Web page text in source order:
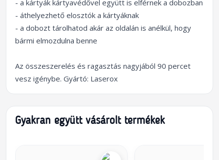
- a kártyák kártyavédővel együtt is elférnek a dobozban
- áthelyezhető elosztók a kártyáknak
- a dobozt tárolhatod akár az oldalán is anélkül, hogy
bármi elmozdulna benne
Az összeszerelés és ragasztás nagyjából 90 percet
vesz igénybe. Gyártó: Laserox
Gyakran együtt vásárolt termékek